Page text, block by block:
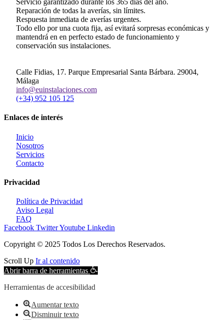
Servicio garantizado durante los 365 días del año.
Reparación de todas la averías, sin límites.
Respuesta inmediata de averías urgentes.
Todo ello por una cuota fija, así evitará sorpresas económicas y
mantendrá en en perfecto estado de funcionamiento y
conservación sus instalaciones.
Calle Fidias, 17. Parque Empresarial Santa Bárbara. 29004,
Málaga
info@euinstalaciones.com
(+34) 952 105 125
Enlaces de interés
Inicio
Nosotros
Servicios
Contacto
Privacidad
Política de Privacidad
Aviso Legal
FAQ
Facebook TwitterYoutube Linkedin
Copyright © 2025 Todos Los Derechos Reservados.
Scroll Up Ir al contenido
Abrir barra de herramientas
Herramientas de accesibilidad
Aumentar texto
Disminuir texto